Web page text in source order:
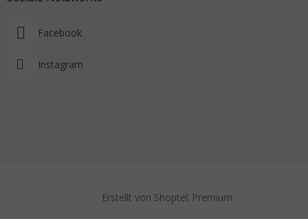
Facebook
Instagram
Erstellt von Shoptet Premium